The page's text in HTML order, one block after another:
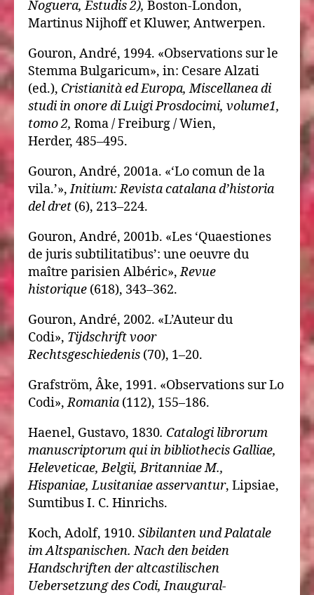
Noguera, Estudis 2), Boston-London,
Martinus Nijhoff et Kluwer, Antwerpen.
Gouron, André, 1994. «Observations sur le
Stemma Bulgaricum», in: Cesare Alzati
(ed.), Cristianità ed Europa, Miscellanea di
studi in onore di Luigi Prosdocimi, volume1,
tomo 2, Roma / Freiburg / Wien,
Herder, 485–495.
Gouron, André, 2001a. «‘Lo comun de la
vila.’»,Initium: Revista catalana d’historia
del dret (6), 213–224.
Gouron, André, 2001b. «Les ‘Quaestiones
de juris subtilitatibus’: une oeuvre du
maître parisien Albéric»,Revue
historique (618), 343–362.
Gouron, André, 2002. «L’Auteur du
Codi», Tijdschrift voor
Rechtsgeschiedenis (70), 1–20.
Grafström, Âke, 1991. «Observations sur Lo
Codi»,Romania (112), 155–186.
Haenel, Gustavo, 1830. Catalogi librorum
manuscriptorum qui in bibliothecis Galliae,
Heleveticae, Belgii, Britanniae M.,
Hispaniae, Lusitaniae asservantur, Lipsiae,
Sumtibus I. C. Hinrichs.
Koch, Adolf, 1910. Sibilanten und Palatale
im Altspanischen. Nach den beiden
Handschriften der altcastilischen
Uebersetzung des Codi, Inaugural-